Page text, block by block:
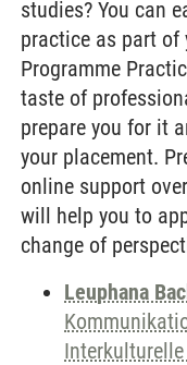
studies? You can
practice as part
Programme
taste of
prepare you for it
your placement.
online support
will help you to
change of
Leuphana